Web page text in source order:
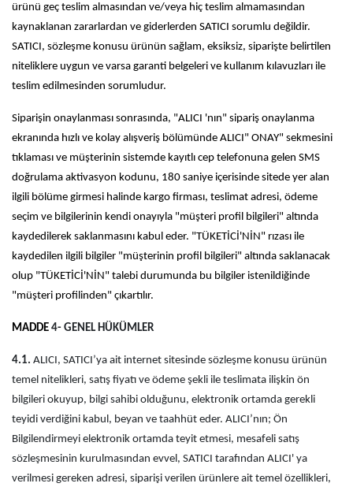
ürünü geç teslim almasından ve/veya hiç teslim almamasından
kaynaklanan zararlardan ve giderlerden SATICI sorumlu değildir.
SATICI, sözleşme konusu ürünün sağlam, eksiksiz, siparişte belirtilen
niteliklere uygun ve varsa garanti belgeleri ve kullanım kılavuzları ile
teslim edilmesinden sorumludur.
Siparişin onaylanması sonrasında, "ALICI 'nın" sipariş onaylanma
ekranında hızlı ve kolay alışveriş bölümünde ALICI" ONAY" sekmesini
tıklaması ve müşterinin sistemde kayıtlı cep telefonuna gelen SMS
doğrulama aktivasyon kodunu, 180 saniye içerisinde sitede yer alan
ilgili bölüme girmesi halinde kargo firması, teslimat adresi, ödeme
seçim ve bilgilerinin kendi onayıyla "müşteri profil bilgileri" altında
kaydedilerek saklanmasını kabul eder. "TÜKETİCİ'NİN" rızası ile
kaydedilen ilgili bilgiler "müşterinin profil bilgileri" altında saklanacak
olup "TÜKETİCİ'NİN" talebi durumunda bu bilgiler istenildiğinde
"müşteri profilinden" çıkartılır.
MADDE 4- GENEL HÜKÜMLER
4.1. ALICI, SATICI’ya ait internet sitesinde sözleşme konusu ürünün
temel nitelikleri, satış fiyatı ve ödeme şekli ile teslimata ilişkin ön
bilgileri okuyup, bilgi sahibi olduğunu, elektronik ortamda gerekli
teyidi verdiğini kabul, beyan ve taahhüt eder. ALICI’nın; Ön
Bilgilendirmeyi elektronik ortamda teyit etmesi, mesafeli satış
sözleşmesinin kurulmasından evvel, SATICI tarafından ALICI' ya
verilmesi gereken adresi, siparişi verilen ürünlere ait temel özellikleri,